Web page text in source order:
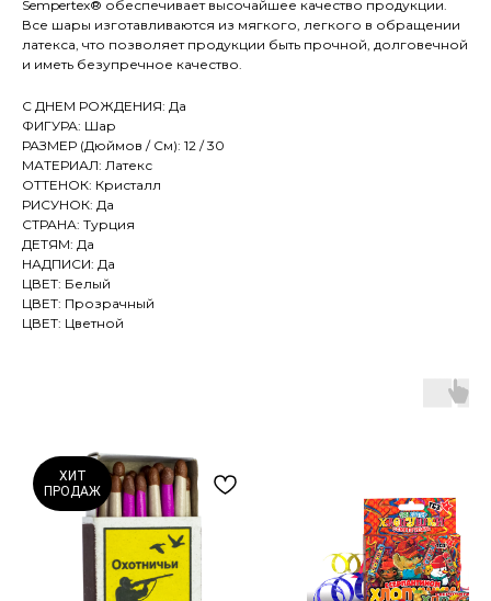
Sempertex® обеспечивает высочайшее качество продукции.
Все шары изготавливаются из мягкого, легкого в обращении
латекса, что позволяет продукции быть прочной, долговечной
и иметь безупречное качество.
С ДНЕМ РОЖДЕНИЯ: Да
ФИГУРА: Шар
РАЗМЕР (Дюймов / См): 12 / 30
МАТЕРИАЛ: Латекс
ОТТЕНОК: Кристалл
РИСУНОК: Да
СТРАНА: Турция
ДЕТЯМ: Да
НАДПИСИ: Да
ЦВЕТ: Белый
ЦВЕТ: Прозрачный
ЦВЕТ: Цветной
ХИТ
ПРОДАЖ